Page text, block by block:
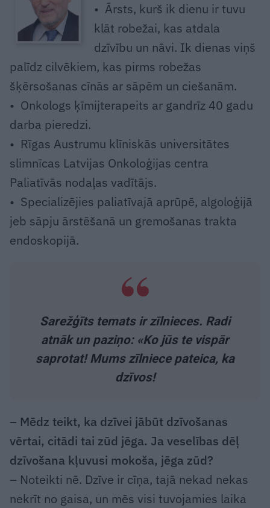
• Ārsts, kurš ik dienu ir tuvu
klāt robežai, kas atdala
dzīvību un nāvi. Ik dienas viņš
palīdz cilvēkiem, kas pirms robežas
šķērsošanas cīnās ar sāpēm un ciešanām.
• Onkologs ķīmijterapeits ar gandrīz 40 gadu
darba pieredzi.
• Rīgas Austrumu klīniskās universitātes
slimnīcas Latvijas Onkoloģijas centra
Paliatīvās nodaļas vadītājs.
• Specializējies paliatīvajā aprūpē, algoloģijā
jeb sāpju ārstēšanā un gremošanas trakta
endoskopijā.
Sarežģīts temats ir zīlnieces. Radi
atnāk un paziņo: «Ko jūs te vispār
saprotat! Mums zīlniece pateica, ka
dzīvos!
– Mēdz teikt, ka dzīvei jābūt dzīvošanas
vērtai, citādi tai zūd jēga. Ja veselības dēļ
dzīvošana kļuvusi mokoša, jēga zūd?
– Noteikti nē. Dzīve ir cīņa, tajā nekad nekas
nekrīt no gaisa, un mēs visi tuvojamies laika